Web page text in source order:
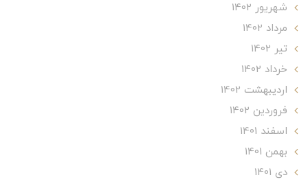
شهریور 1402
مرداد 1402
تير 1402
خرداد 1402
ارديبهشت 1402
فروردین 1402
اسفند 1401
بهمن 1401
دی 1401